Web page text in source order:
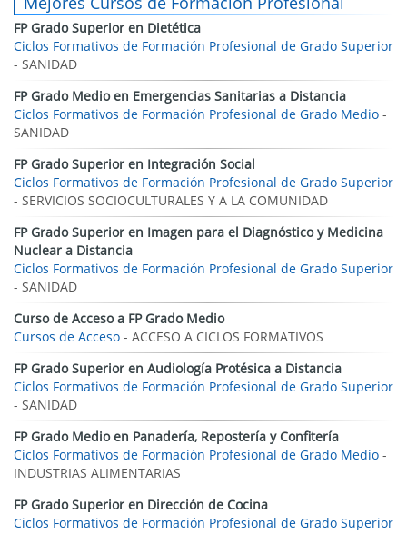
FP Grado Superior en Dietética
Ciclos Formativos de Formación Profesional de Grado Superior
- SANIDAD
FP Grado Medio en Emergencias Sanitarias a Distancia
Ciclos Formativos de Formación Profesional de Grado Medio -
SANIDAD
FP Grado Superior en Integración Social
Ciclos Formativos de Formación Profesional de Grado Superior
- SERVICIOS SOCIOCULTURALES Y A LA COMUNIDAD
FP Grado Superior en Imagen para el Diagnóstico y Medicina
Nuclear a Distancia
Ciclos Formativos de Formación Profesional de Grado Superior
- SANIDAD
Curso de Acceso a FP Grado Medio
Cursos de Acceso - ACCESO A CICLOS FORMATIVOS
FP Grado Superior en Audiología Protésica a Distancia
Ciclos Formativos de Formación Profesional de Grado Superior
- SANIDAD
FP Grado Medio en Panadería, Repostería y Confitería
Ciclos Formativos de Formación Profesional de Grado Medio -
INDUSTRIAS ALIMENTARIAS
FP Grado Superior en Dirección de Cocina
Ciclos Formativos de Formación Profesional de Grado Superior